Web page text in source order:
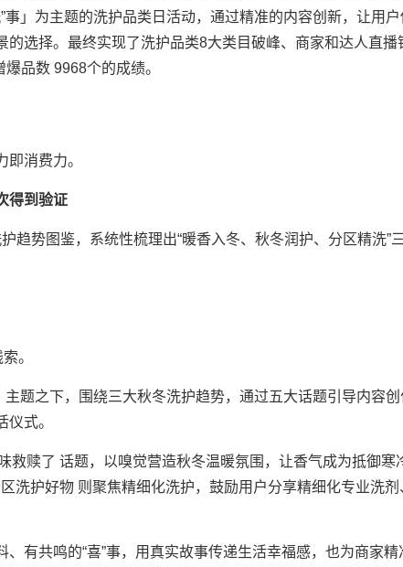
」为主题的洗护品类日活动，通过精准的内容创新，让用户
选择。最终实现了洗护品类8大类目破峰、商家和达人直播
品数 9968个的成绩。
消费力。
得到验证
势图鉴，系统性梳理出“暖香入冬、秋冬润护、分区精洗”
。
之下，围绕三大秋冬洗护趋势，通过五大话题引导内容创
式。
赎了 话题，以嗅觉营造秋冬温暖氛围，让香气成为抵御寒
洗护好物 则聚焦精细化洗护，鼓励用户分享精细化专业洗剂
共鸣的“喜”事，用真实故事传递生活幸福感，也为商家精